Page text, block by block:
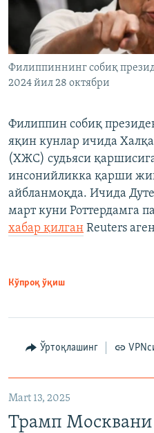
Филиппиннинг собиқ
2024 йил 28 октябри
Филиппин собиқ
яқин кунлар ичида
(ХЖС) судьяси
инсонийликка қарши
айбланмоқда. Ичида
март куни Роттердамга
хабар қилган Reuters
Кўпроқ ўқиш
Ўртоқлашинг
Mart 13, 2025
Трамп Москвани